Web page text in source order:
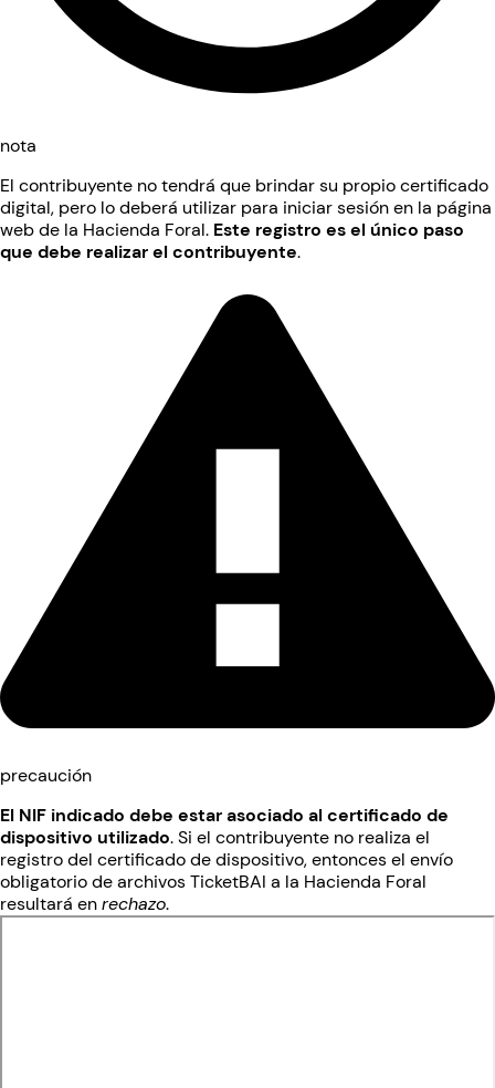
nota
El contribuyente no tendrá que brindar su propio certificado
digital, pero lo deberá utilizar para iniciar sesión en la página
web de la Hacienda Foral. Este registro es el único paso
que debe realizar el contribuyente.
precaución
El NIF indicado debe estar asociado al certificado de
dispositivo utilizado. Si el contribuyente no realiza el
registro del certificado de dispositivo, entonces el envío
obligatorio de archivos TicketBAI a la Hacienda Foral
resultará enrechazo.